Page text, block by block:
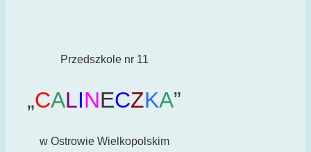
Przedszkole nr 11
„CALINECZKA”
w Ostrowie Wielkopolskim